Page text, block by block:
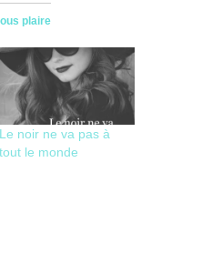
plaire
Le noir ne va pas à
tout le monde